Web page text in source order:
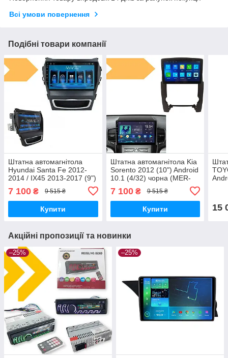
Всі умови повернення
Подібні товари компанії
Штатна автомагнітола
Hyundai Santa Fe 2012-
2014 / IX45 2013-2017 (9")
(КОРОБКА 1) чорна (MER-
14149_5671)
7 100 ₴ 9 515 ₴
Купити
Штатна автомагнітола Kia
Sorento 2012 (10") Android
10.1 (4/32) чорна (MER-
7 100₴ 9 515 ₴
Купити 15
Акційні пропозиції та новинки
–25% –25%